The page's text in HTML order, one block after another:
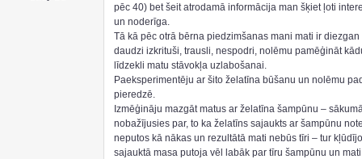
pēc 40) bet šeit atrodamā informācija man šķiet ļoti
un noderīga.
Tā kā pēc otrā bērna piedzimšanas mani mati ir diezgan
daudzi izkrituši, trausli, nespodri, nolēmu pamēģināt
līdzekli matu stāvokļa uzlabošanai.
Paeksperimentēju ar šito želatīna būšanu un nolēmu
pieredzē.
Izmēģināju mazgāt matus ar želatīna šampūnu –
nobažījusies par, to ka želatīns sajaukts ar šampūnu
neputos kā nākas un rezultātā mati nebūs tīri – tur
sajauktā masa putoja vēl labāk par tīru šampūnu un